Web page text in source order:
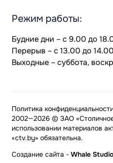
Режим работы:
Будние дни – с 9.00 до
Перерыв – с 13.00 до
Выходные – суббота,
2002—2026 © ЗАО
использовании материалов
«ctv.by» обязательна.
Политика
Создание сайта - Whale Studio